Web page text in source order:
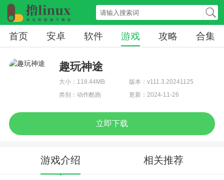
首页 安卓 软件 游戏 攻略 合集
趣玩神途
大小：118.44MB
版本：v111.3.20241125
类别：动作酷跑
更新：2024-11-26
立即下载
游戏介绍 相关推荐